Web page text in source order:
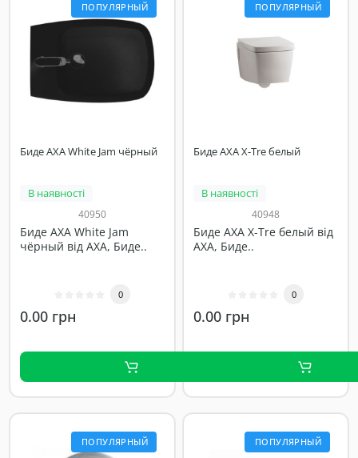
ПОПУЛЯРНЫЙ
Биде AXA White Jam чёрный
В наявності
40950
Биде AXA White Jam
чёрный від AXA, Биде..
0
0.00 грн
ПОПУЛЯРНЫЙ
Биде AXA X-Tre белый
В наявності
40948
Биде AXA X-Tre белый від
AXA, Биде..
0
0.00 грн
ПОПУЛЯРНЫЙ ПОПУЛЯРНЫЙ